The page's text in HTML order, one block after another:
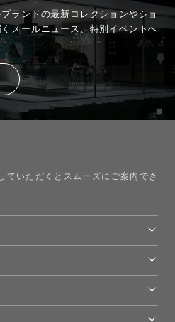
ランドの最新コレクションやショ
くメールニュース、特別イベントへ
ていただくとスムーズにご案内でき